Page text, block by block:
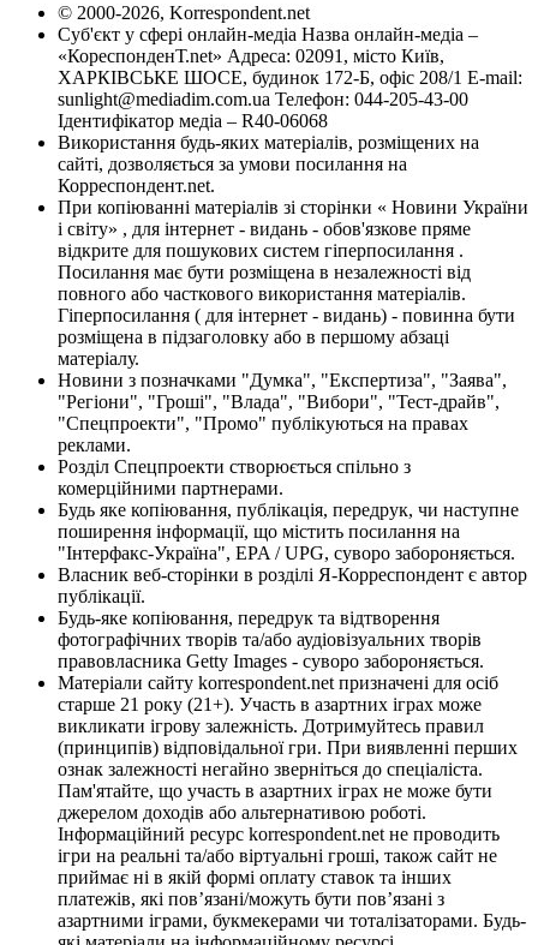
© 2000-2026, Korrespondent.net
Суб'єкт у сфері онлайн-медіа Назва онлайн-медіа –
«КореспонденТ.net» Адреса: 02091, місто Київ,
ХАРКІВСЬКЕ ШОСЕ, будинок 172-Б, офіс 208/1 E-mail:
sunlight@mediadim.com.ua Телефон: 044-205-43-00
Ідентифікатор медіа – R40-06068
Використання будь-яких матеріалів, розміщених на
сайті, дозволяється за умови посилання на
Корреспондент.net.
При копіюванні матеріалів зі сторінки « Новини України
і світу» , для інтернет - видань - обов'язкове пряме
відкрите для пошукових систем гіперпосилання .
Посилання має бути розміщена в незалежності від
повного або часткового використання матеріалів.
Гіперпосилання ( для інтернет - видань) - повинна бути
розміщена в підзаголовку або в першому абзаці
матеріалу.
Новини з позначками "Думка", "Експертиза", "Заява",
"Регіони", "Гроші", "Влада", "Вибори", "Тест-драйв",
"Спецпроекти", "Промо" публікуються на правах
реклами.
Розділ Спецпроекти створюється спільно з
комерційними партнерами.
Будь яке копіювання, публікація, передрук, чи наступне
поширення інформації, що містить посилання на
"Інтерфакс-Україна", EPA / UPG, суворо забороняється.
Власник веб-сторінки в розділі Я-Корреспондент є автор
публікації.
Будь-яке копіювання, передрук та відтворення
фотографічних творів та/або аудіовізуальних творів
правовласника Getty Images - суворо забороняється.
Матеріали сайту korrespondent.net призначені для осіб
старше 21 року (21+). Участь в азартних іграх може
викликати ігрову залежність. Дотримуйтесь правил
(принципів) відповідальної гри. При виявленні перших
ознак залежності негайно зверніться до спеціаліста.
Пам'ятайте, що участь в азартних іграх не може бути
джерелом доходів або альтернативою роботі.
Інформаційний ресурс korrespondent.net не проводить
ігри на реальні та/або віртуальні гроші, також сайт не
приймає ні в якій формі оплату ставок та інших
платежів, які пов’язані/можуть бути пов’язані з
азартними іграми, букмекерами чи тоталізаторами. Будь-